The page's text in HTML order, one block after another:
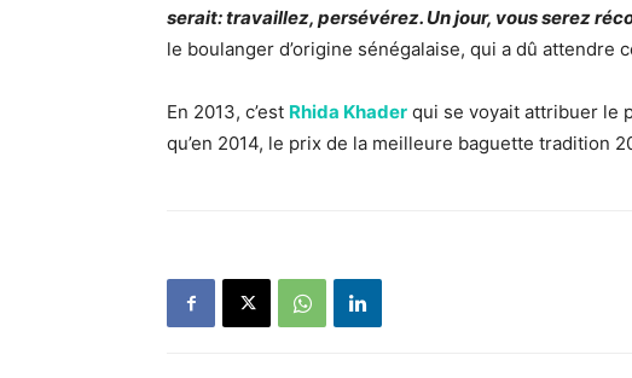
serait: travaillez, persévérez. Un jour, vous serez
le boulanger d’origine sénégalaise, qui a dû
En 2013, c’est Rhida Khader qui se voyait attribuer le
qu’en 2014, le prix de la meilleure baguette tradition